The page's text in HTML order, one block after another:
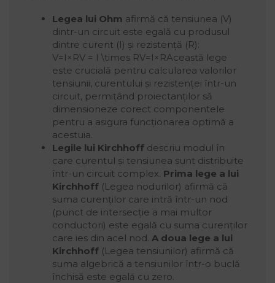
Legea lui Ohm afirmă că tensiunea (V)
dintr-un circuit este egală cu produsul
dintre curent (I) și rezistență (R):
V=I×RV = I \times RV=I×RAceastă lege
este crucială pentru calcularea valorilor
tensiunii, curentului și rezistenței într-un
circuit, permițând proiectanților să
dimensioneze corect componentele
pentru a asigura funcționarea optimă a
acestuia.
Legile lui Kirchhoff descriu modul în
care curentul și tensiunea sunt distribuite
într-un circuit complex. Prima lege a lui
Kirchhoff (Legea nodurilor) afirmă că
suma curenților care intră într-un nod
(punct de intersecție a mai multor
conductori) este egală cu suma curenților
care ies din acel nod. A doua lege a lui
Kirchhoff (Legea tensiunilor) afirmă că
suma algebrică a tensiunilor într-o buclă
închisă este egală cu zero.